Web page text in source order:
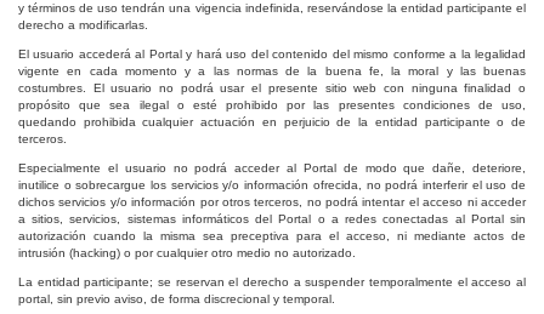
y términos de uso tendrán una vigencia indefinida, reservándose la entidad participante el
derecho a modificarlas.
El usuario accederá al Portal y hará uso del contenido del mismo conforme a la legalidad
vigente en cada momento y a las normas de la buena fe, la moral y las buenas
costumbres. El usuario no podrá usar el presente sitio web con ninguna finalidad o
propósito que sea ilegal o esté prohibido por las presentes condiciones de uso,
quedando prohibida cualquier actuación en perjuicio de la entidad participante o de
terceros.
Especialmente el usuario no podrá acceder al Portal de modo que dañe, deteriore,
inutilice o sobrecargue los servicios y/o información ofrecida, no podrá interferir el uso de
dichos servicios y/o información por otros terceros, no podrá intentar el acceso ni acceder
a sitios, servicios, sistemas informáticos del Portal o a redes conectadas al Portal sin
autorización cuando la misma sea preceptiva para el acceso, ni mediante actos de
intrusión (hacking) o por cualquier otro medio no autorizado.
La entidad participante; se reservan el derecho a suspender temporalmente el acceso al
portal, sin previo aviso, de forma discrecional y temporal.